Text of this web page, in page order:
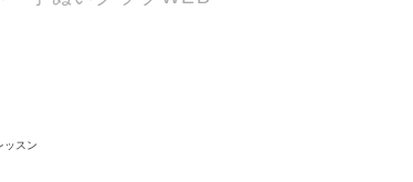
ッスン